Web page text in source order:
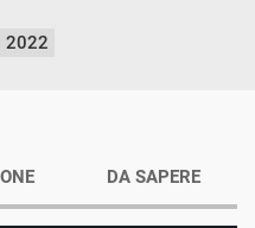
2022
DA SAPERE